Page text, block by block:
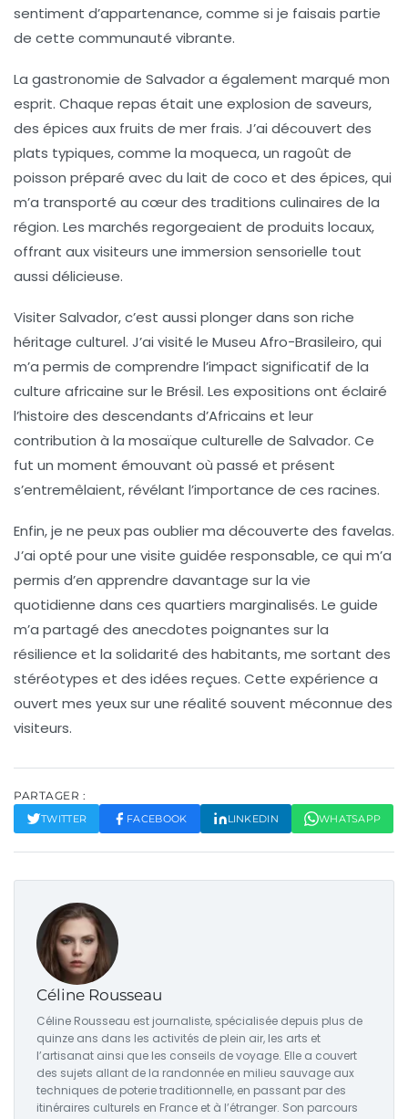
sentiment d’appartenance, comme si je faisais partie
de cette communauté vibrante.
La gastronomie de Salvador a également marqué mon
esprit. Chaque repas était une explosion de saveurs,
des épices aux fruits de mer frais. J’ai découvert des
plats typiques, comme la moqueca, un ragoût de
poisson préparé avec du lait de coco et des épices, qui
m’a transporté au cœur des traditions culinaires de la
région. Les marchés regorgeaient de produits locaux,
offrant aux visiteurs une immersion sensorielle tout
aussi délicieuse.
Visiter Salvador, c’est aussi plonger dans son riche
héritage culturel. J’ai visité le Museu Afro-Brasileiro, qui
m’a permis de comprendre l’impact significatif de la
culture africaine sur le Brésil. Les expositions ont éclairé
l’histoire des descendants d’Africains et leur
contribution à la mosaïque culturelle de Salvador. Ce
fut un moment émouvant où passé et présent
s’entremêlaient, révélant l’importance de ces racines.
Enfin, je ne peux pas oublier ma découverte des favelas.
J’ai opté pour une visite guidée responsable, ce qui m’a
permis d’en apprendre davantage sur la vie
quotidienne dans ces quartiers marginalisés. Le guide
m’a partagé des anecdotes poignantes sur la
résilience et la solidarité des habitants, me sortant des
stéréotypes et des idées reçues. Cette expérience a
ouvert mes yeux sur une réalité souvent méconnue des
visiteurs.
PARTAGER :
TWITTER FACEBOOK LINKEDIN WHATSAPP
Céline Rousseau
Céline Rousseau est journaliste, spécialisée depuis plus de
quinze ans dans les activités de plein air, les arts et
l’artisanat ainsi que les conseils de voyage. Elle a couvert
des sujets allant de la randonnée en milieu sauvage aux
techniques de poterie traditionnelle, en passant par des
itinéraires culturels en France et à l’étranger. Son parcours